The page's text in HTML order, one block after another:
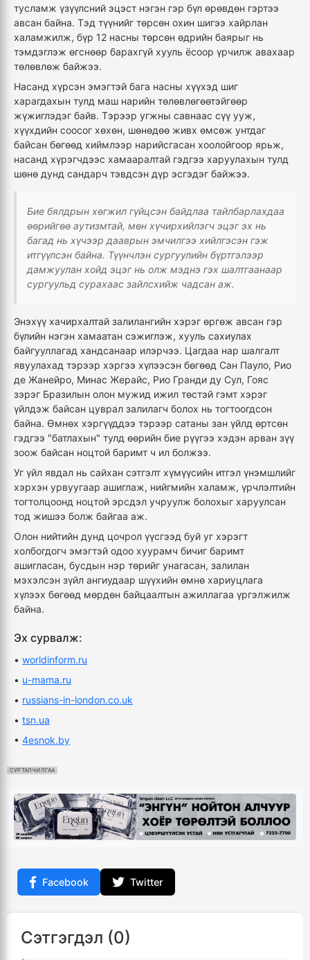
тусламж үзүүлсний эцэст нэгэн гэр бүл өрөвдөн гэртээ
авсан байна. Тэд түүнийг төрсөн охин шигээ хайрлан
халамжилж, бүр 12 насны төрсөн өдрийн баярыг нь
тэмдэглэж өгснөөр барахгүй хууль ёсоор үрчилж авахаар
төлөвлөж байжээ.
Насанд хүрсэн эмэгтэй бага насны хүүхэд шиг
харагдахын тулд маш нарийн төлөвлөгөөтэйгөөр
жүжиглэдэг байв. Тэрээр угжны савнаас сүү ууж,
хүүхдийн соосог хөхөн, шөнөдөө живх өмсөж унтдаг
байсан бөгөөд хиймлээр нарийсгасан хоолойгоор ярьж,
насанд хүрэгчдээс хамааралтай гэдгээ харуулахын тулд
шөнө дунд сандарч тэвдсэн дүр эсгэдэг байжээ.
Бие бялдрын хөгжил гүйцсэн байдлаа тайлбарлахдаа
өөрийгөө аутизмтай, мөн хүчирхийлэгч эцэг эх нь
багад нь хүчээр дааврын эмчилгээ хийлгэсэн гэж
итгүүлсэн байна. Түүнчлэн сургуулийн бүртгэлээр
дамжуулан хойд эцэг нь олж мэднэ гэх шалтгаанаар
сургуульд сурахаас зайлсхийж чадсан аж.
Энэхүү хачирхалтай залилангийн хэрэг өргөж авсан гэр
бүлийн нэгэн хамаатан сэжиглэж, хууль сахиулах
байгууллагад хандсанаар илэрчээ. Цагдаа нар шалгалт
явуулахад тэрээр хэргээ хүлээсэн бөгөөд Сан Пауло, Рио
де Жанейро, Минас Жерайс, Рио Гранди ду Сул, Гояс
зэрэг Бразилын олон мужид ижил төстэй гэмт хэрэг
үйлдэж байсан цуврал залилагч болох нь тогтоогдсон
байна. Өмнөх хэргүүддээ тэрээр сатаны зан үйлд өртсөн
гэдгээ "батлахын" тулд өөрийн бие рүүгээ хэдэн арван зүү
зоож байсан ноцтой баримт ч ил болжээ.
Уг үйл явдал нь сайхан сэтгэлт хүмүүсийн итгэл үнэмшлийг
хэрхэн урвуугаар ашиглаж, нийгмийн халамж, үрчлэлтийн
тогтолцоонд ноцтой эрсдэл учруулж болохыг харуулсан
тод жишээ болж байгаа аж.
Олон нийтийн дунд цочрол үүсгээд буй уг хэрэгт
холбогдогч эмэгтэй одоо хуурамч бичиг баримт
ашигласан, бусдын нэр төрийг унагасан, залилан
мэхэлсэн зүйл ангиудаар шүүхийн өмнө хариуцлага
хүлээх бөгөөд мөрдөн байцаалтын ажиллагаа үргэлжилж
байна.
Эх сурвалж:
• worldinform.ru
• u-mama.ru
• russians-in-london.co.uk
• tsn.ua
• 4esnok.by
СУРТАЛЧИЛГАА
Facebook Twitter
Сэтгэгдэл (0)